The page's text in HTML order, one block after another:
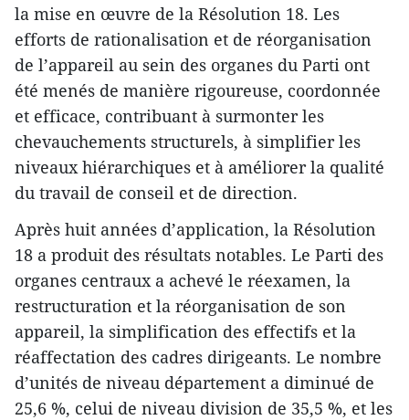
la mise en œuvre de la Résolution 18. Les
efforts de rationalisation et de réorganisation
de l’appareil au sein des organes du Parti ont
été menés de manière rigoureuse, coordonnée
et efficace, contribuant à surmonter les
chevauchements structurels, à simplifier les
niveaux hiérarchiques et à améliorer la qualité
du travail de conseil et de direction.
Après huit années d’application, la Résolution
18 a produit des résultats notables. Le Parti des
organes centraux a achevé le réexamen, la
restructuration et la réorganisation de son
appareil, la simplification des effectifs et la
réaffectation des cadres dirigeants. Le nombre
d’unités de niveau département a diminué de
25,6 %, celui de niveau division de 35,5 %, et les